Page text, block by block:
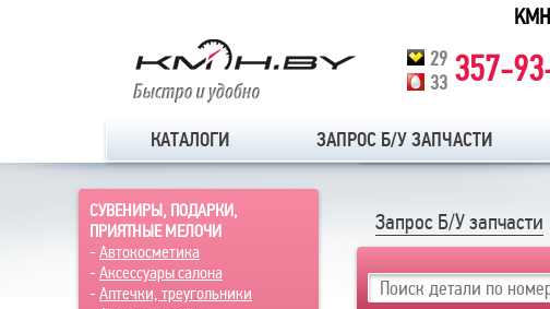
29 357-
33
КАТАЛОГИ ЗАПРОС Б/У ЗАПЧАСТИ
СУВЕНИРЫ, ПОДАРКИ,
ПРИЯТНЫЕ МЕЛОЧИ
-Автокосметика
-Аксессуары салона
-Аптечки, треугольники
Запрос Б/У запчасти